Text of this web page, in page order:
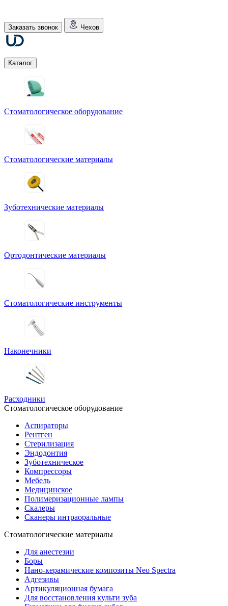
Заказать звонок Чехов
Каталог
Стоматологическое оборудование
Стоматологические материалы
Зуботехнические материалы
Ортодонтические материалы
Стоматологические инструменты
Наконечники
Расходники
Стоматологическое оборудование
Аспираторы
Рентген
Стерилизация
Эндодонтия
Зуботехническое
Компрессоры
Мебель
Медицинское
Полимеризационные лампы
Скалеры
Сканеры интраоральные
Стоматологические материалы
Для анестезии
Боры
Нано-керамические композиты Neo Spectra
Адгезивы
Артикуляционная бумага
Для восстановления культи зуба